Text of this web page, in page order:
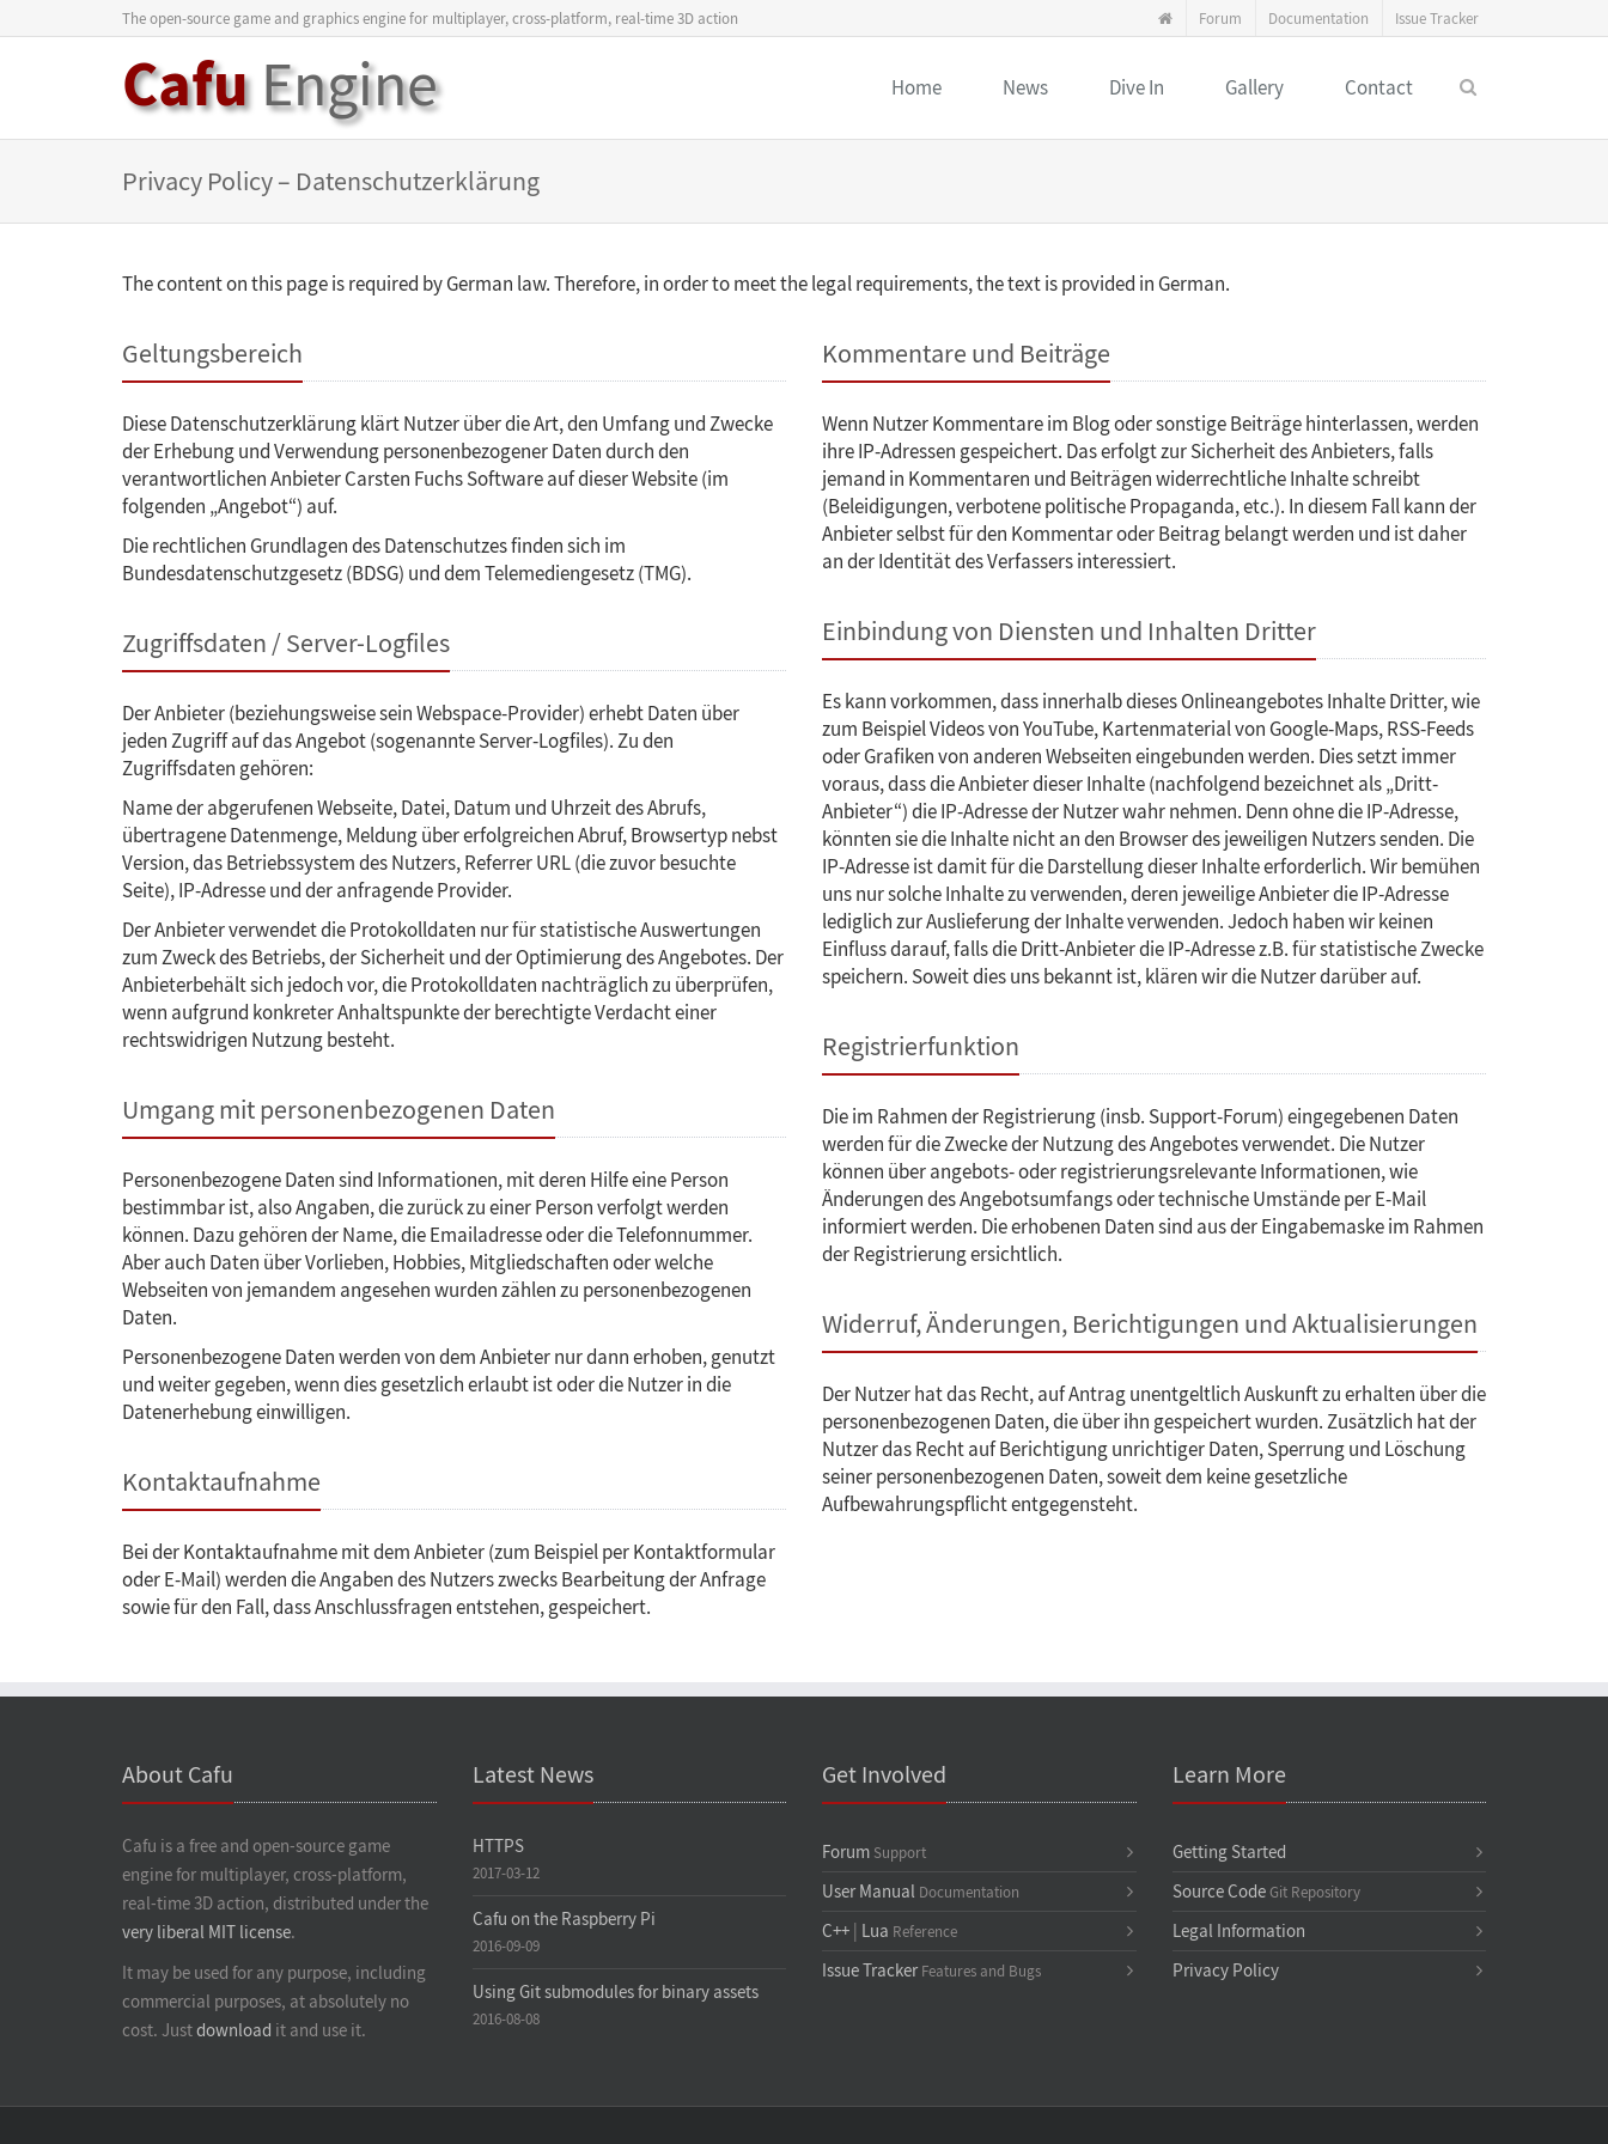
The open-source game and graphics engine for multiplayer, cross-platform, real-time 3D action Forum Documentation Issue Tracker
Cafu Engine Home News Dive In Gallery Contact
Privacy Policy – Datenschutzerklärung
The content on this page is required by German law. Therefore, in order to meet the legal requirements, the text is provided in German.
Geltungsbereich
Diese Datenschutzerklärung klärt Nutzer über die Art, den Umfang und Zwecke
der Erhebung und Verwendung personenbezogener Daten durch den
verantwortlichen Anbieter Carsten Fuchs Software auf dieser Website (im
folgenden „Angebot“) auf.
Die rechtlichen Grundlagen des Datenschutzes finden sich im
Bundesdatenschutzgesetz (BDSG) und dem Telemediengesetz (TMG).
Zugriffsdaten / Server-Logfiles
Der Anbieter (beziehungsweise sein Webspace-Provider) erhebt Daten über
jeden Zugriff auf das Angebot (sogenannte Server-Logfiles). Zu den
Zugriffsdaten gehören:
Name der abgerufenen Webseite, Datei, Datum und Uhrzeit des Abrufs,
übertragene Datenmenge, Meldung über erfolgreichen Abruf, Browsertyp nebst
Version, das Betriebssystem des Nutzers, Referrer URL (die zuvor besuchte
Seite), IP-Adresse und der anfragende Provider.
Der Anbieter verwendet die Protokolldaten nur für statistische Auswertungen
zum Zweck des Betriebs, der Sicherheit und der Optimierung des Angebotes. Der
Anbieterbehält sich jedoch vor, die Protokolldaten nachträglich zu überprüfen,
wenn aufgrund konkreter Anhaltspunkte der berechtigte Verdacht einer
rechtswidrigen Nutzung besteht.
Umgang mit personenbezogenen Daten
Personenbezogene Daten sind Informationen, mit deren Hilfe eine Person
bestimmbar ist, also Angaben, die zurück zu einer Person verfolgt werden
können. Dazu gehören der Name, die Emailadresse oder die Telefonnummer.
Aber auch Daten über Vorlieben, Hobbies, Mitgliedschaften oder welche
Webseiten von jemandem angesehen wurden zählen zu personenbezogenen
Daten.
Personenbezogene Daten werden von dem Anbieter nur dann erhoben, genutzt
und weiter gegeben, wenn dies gesetzlich erlaubt ist oder die Nutzer in die
Datenerhebung einwilligen.
Kontaktaufnahme
Bei der Kontaktaufnahme mit dem Anbieter (zum Beispiel per Kontaktformular
oder E-Mail) werden die Angaben des Nutzers zwecks Bearbeitung der Anfrage
sowie für den Fall, dass Anschlussfragen entstehen, gespeichert.
Kommentare und Beiträge
Wenn Nutzer Kommentare im Blog oder sonstige Beiträge hinterlassen, werden
ihre IP-Adressen gespeichert. Das erfolgt zur Sicherheit des Anbieters, falls
jemand in Kommentaren und Beiträgen widerrechtliche Inhalte schreibt
(Beleidigungen, verbotene politische Propaganda, etc.). In diesem Fall kann der
Anbieter selbst für den Kommentar oder Beitrag belangt werden und ist daher
an der Identität des Verfassers interessiert.
Einbindung von Diensten und Inhalten Dritter
Es kann vorkommen, dass innerhalb dieses Onlineangebotes Inhalte Dritter, wie
zum Beispiel Videos von YouTube, Kartenmaterial von Google-Maps, RSS-Feeds
oder Grafiken von anderen Webseiten eingebunden werden. Dies setzt immer
voraus, dass die Anbieter dieser Inhalte (nachfolgend bezeichnet als „Dritt-
Anbieter“) die IP-Adresse der Nutzer wahr nehmen. Denn ohne die IP-Adresse,
könnten sie die Inhalte nicht an den Browser des jeweiligen Nutzers senden. Die
IP-Adresse ist damit für die Darstellung dieser Inhalte erforderlich. Wir bemühen
uns nur solche Inhalte zu verwenden, deren jeweilige Anbieter die IP-Adresse
lediglich zur Auslieferung der Inhalte verwenden. Jedoch haben wir keinen
Einfluss darauf, falls die Dritt-Anbieter die IP-Adresse z.B. für statistische Zwecke
speichern. Soweit dies uns bekannt ist, klären wir die Nutzer darüber auf.
Registrierfunktion
Die im Rahmen der Registrierung (insb. Support-Forum) eingegebenen Daten
werden für die Zwecke der Nutzung des Angebotes verwendet. Die Nutzer
können über angebots- oder registrierungsrelevante Informationen, wie
Änderungen des Angebotsumfangs oder technische Umstände per E-Mail
informiert werden. Die erhobenen Daten sind aus der Eingabemaske im Rahmen
der Registrierung ersichtlich.
Widerruf, Änderungen, Berichtigungen und Aktualisierungen
Der Nutzer hat das Recht, auf Antrag unentgeltlich Auskunft zu erhalten über die
personenbezogenen Daten, die über ihn gespeichert wurden. Zusätzlich hat der
Nutzer das Recht auf Berichtigung unrichtiger Daten, Sperrung und Löschung
seiner personenbezogenen Daten, soweit dem keine gesetzliche
Aufbewahrungspflicht entgegensteht.
About Cafu
Cafu is a free and open-source game
engine for multiplayer, cross-platform,
real-time 3D action, distributed under the
very liberal MIT license.
It may be used for any purpose, including
commercial purposes, at absolutely no
cost. Justdownload it and use it.
Latest News
HTTPS
2017-03-12
Cafu on the Raspberry Pi
2016-09-09
Using Git submodules for binary assets
2016-08-08
Get Involved
Forum Support
User Manual Documentation
C++ Lua Reference
Issue Tracker Features and Bugs
Learn More
Getting Started
Source Code Git Repository
Legal Information
Privacy Policy